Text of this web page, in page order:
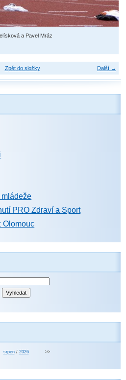
a Pavel Mráz
Další →
Zpět do složky
mládeže
PRO Zdraví a Sport
Olomouc
srpen/ 2026 >>